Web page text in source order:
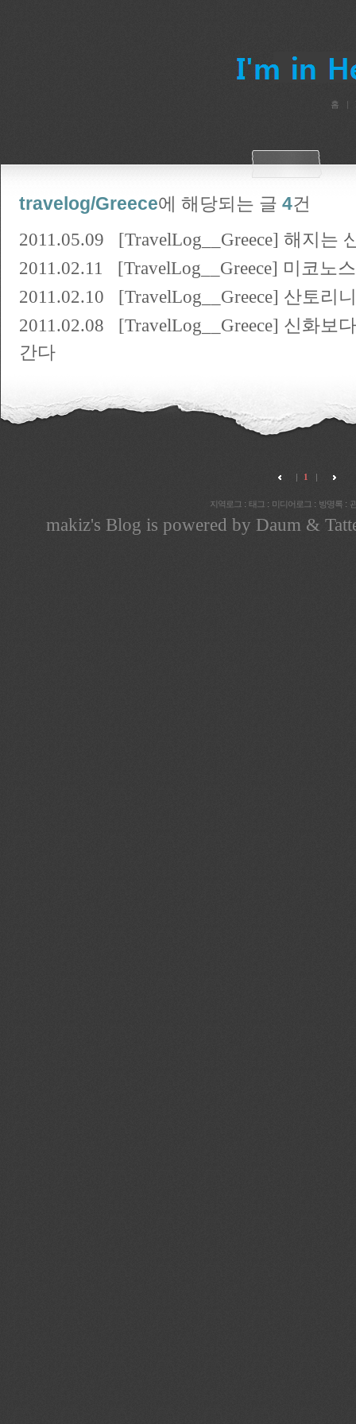
홈
travelog/Greece에 해당되는 글 4건
2011.05.09
[TravelLog__Greece] 해지는
2011.02.11
[TravelLog__Greece] 미코노
2011.02.10
[TravelLog__Greece] 산토리
2011.02.08
[TravelLog__Greece] 신화보
간다
1
지역로그: 태그: 미디어로그: 방명록:
makiz's Blog is powered by Daum &